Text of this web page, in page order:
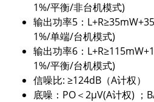
1%/平衡/非台机模式)
输出功率5：
1%/单端/台机模式)
输出功率6：
1%/平衡/台机模式)
信噪比: ≥124dB（A计权）
底噪：PO＜2μV(A计权) ；